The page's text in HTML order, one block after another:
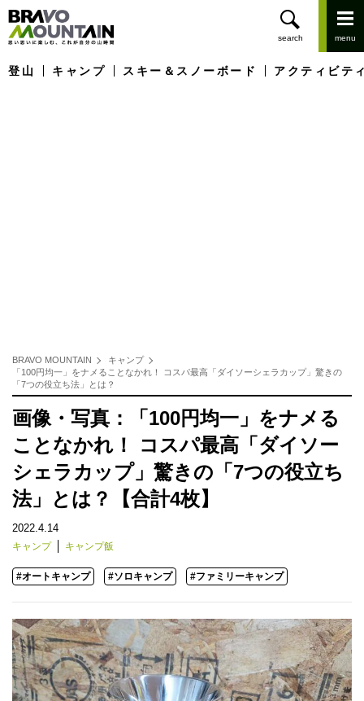
登山 キャンプ スキー＆スノーボード アクティビテ
BRAVO MOUNTAIN
キャンプ
「100円均一」をナメることなかれ！ コスパ最高「ダイソーシェラカップ」驚きの
「7つの役立ち法」とは？
画像・写真：「100円均一」をナメる
ことなかれ！ コスパ最高「ダイソー
シェラカップ」驚きの「7つの役立ち
法」とは？【合計4枚】
2022.4.14
キャンプ キャンプ飯
#オートキャンプ #ソロキャンプ #ファミリーキャンプ